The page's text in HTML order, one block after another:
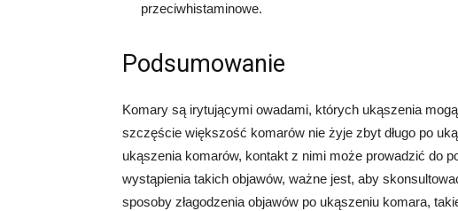
przeciwhistaminowe.
Podsumowanie
Komary są irytującymi owadami, których ukąszenia
szczęście większość komarów nie żyje zbyt długo po
ukąszenia komarów, kontakt z nimi może prowadzić do
wystąpienia takich objawów, ważne jest, aby
sposoby złagodzenia objawów po ukąszeniu komara,